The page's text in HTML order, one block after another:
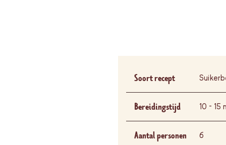
Soort recept
Bereidingstijd 10 - 15
Aantal personen 6